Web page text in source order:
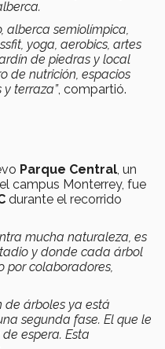
alberca semiolímpica,
yoga, aerobics, artes
de piedras y local
de nutrición, espacios
terraza”, compartió.
Parque Central, un
campus Monterrey, fue
durante el recorrido
mucha naturaleza, es
y donde cada árbol
por colaboradores,
árboles ya está
segunda fase. El que le
espera. Esta